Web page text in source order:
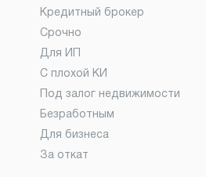
Кредитный брокер
Срочно
Для ИП
С плохой КИ
Под залог недвижимости
Безработным
Для бизнеса
За откат